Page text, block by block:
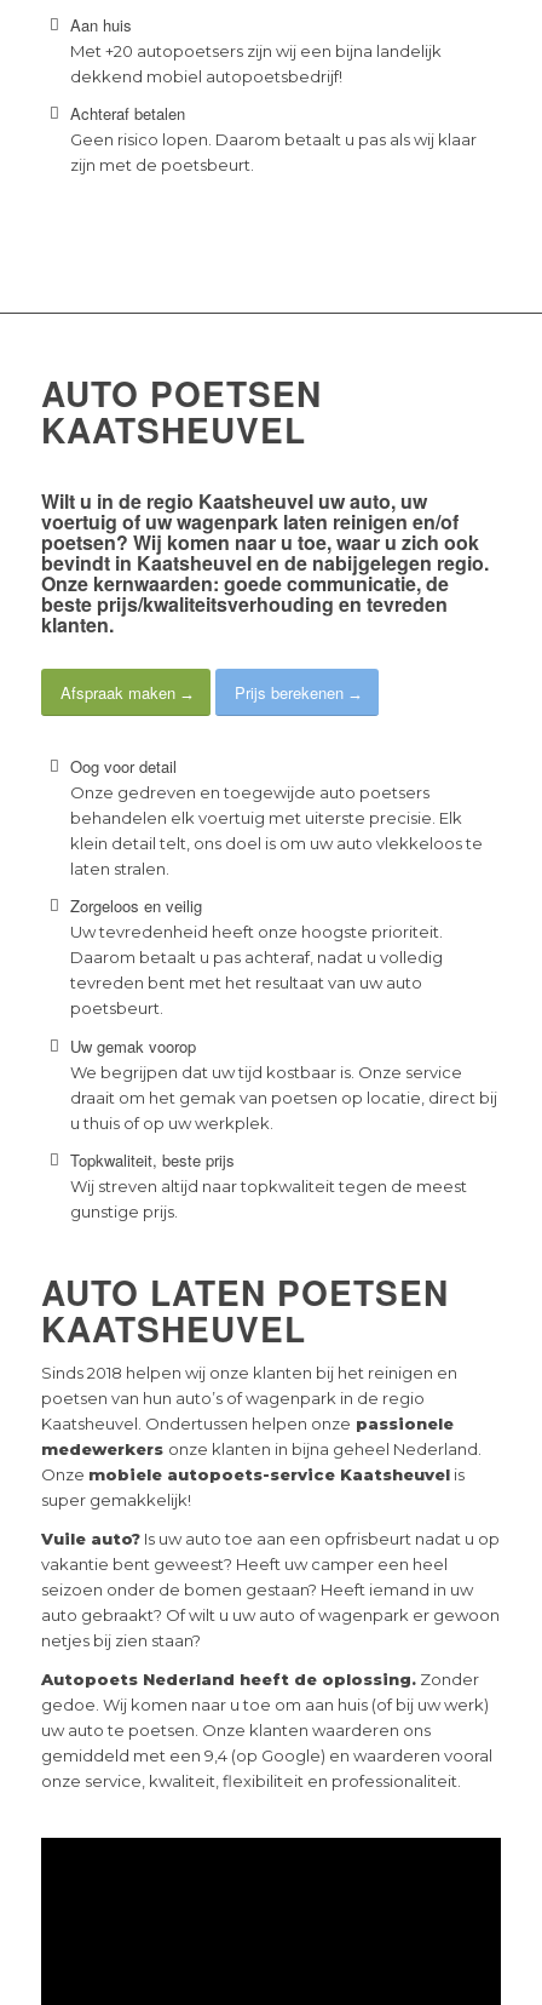
Aan huis
Met +20 autopoetsers zijn wij een bijna landelijk
dekkend mobiel autopoetsbedrijf!
Achteraf betalen
Geen risico lopen. Daarom betaalt u pas als wij klaar
zijn met de poetsbeurt.
AUTO POETSEN
KAATSHEUVEL
Wilt u in de regio Kaatsheuveluw auto, uw
voertuig of uw wagenpark laten reinigen en/of
poetsen? Wij komen naar u toe, waar u zich ook
bevindt in Kaatsheuvel en de nabijgelegen regio.
Onze kernwaarden: goede communicatie, de
beste prijs/kwaliteitsverhouding en tevreden
klanten.
Afspraak maken Prijs berekenen
Oog voor detail
Onze gedreven en toegewijde auto poetsers
behandelen elk voertuig met uiterste precisie. Elk
klein detail telt, ons doel is om uw auto vlekkeloos te
laten stralen.
Zorgeloos en veilig
Uw tevredenheid heeft onze hoogste prioriteit.
Daarom betaalt u pas achteraf, nadat u volledig
tevreden bent met het resultaat van uw auto
poetsbeurt.
Uw gemak voorop
We begrijpen dat uw tijd kostbaar is. Onze service
draait om het gemak van poetsen op locatie, direct bij
u thuis of op uw werkplek.
Topkwaliteit, beste prijs
Wij streven altijd naar topkwaliteit tegen de meest
gunstige prijs.
AUTO LATEN POETSEN
KAATSHEUVEL
Sinds 2018 helpen wij onze klanten bij het reinigen en
poetsen van hun auto’s of wagenpark in de regio
Kaatsheuvel. Ondertussen helpen onze passionele
medewerkers onze klanten in bijna geheel Nederland.
Onze mobiele autopoets-service Kaatsheuvelis
super gemakkelijk!
Vuile auto?Is uw auto toe aan een opfrisbeurt nadat u op
vakantie bent geweest? Heeft uw camper een heel
seizoen onder de bomen gestaan? Heeft iemand in uw
auto gebraakt? Of wilt u uw auto of wagenpark er gewoon
netjes bij zien staan?
Autopoets Nederland heeft de oplossing.Zonder
gedoe. Wij komen naar u toe om aan huis (of bij uw werk)
uw auto te poetsen. Onze klanten waarderen ons
gemiddeld met een 9,4 (op Google) en waarderen vooral
onze service, kwaliteit, flexibiliteit en professionaliteit.